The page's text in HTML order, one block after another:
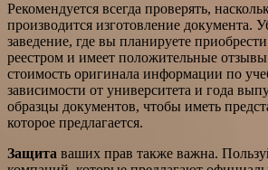
Рекомендуется всегда проверять,
производится изготовление документа.
заведение, где вы планируете
реестром и имеет положительные
стоимость оригинала информации по
зависимости от университета и года
образцы документов, чтобы иметь
которое предлагается.
Защита ваших прав также важна.